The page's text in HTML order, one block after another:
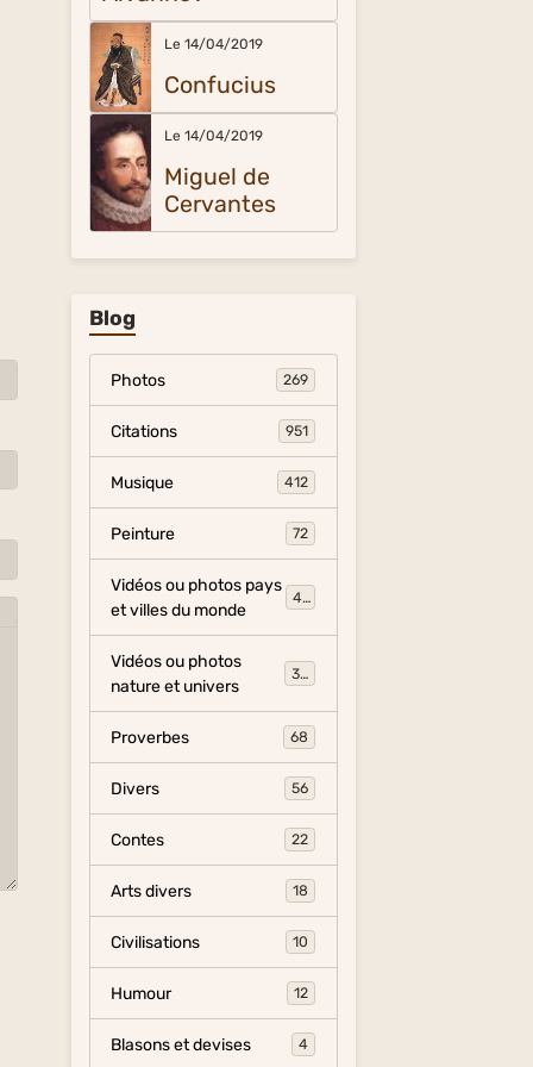
Le 14/04/2019
Confucius
Le 14/04/2019
Miguel de
Cervantes
Blog
Photos 269
Citations 951
Musique 412
Peinture 72
Vidéos ou photos pays
et villes du monde
454
Vidéos ou photos
nature et univers
325
Proverbes 68
Divers 56
Contes 22
Arts divers 18
Civilisations 10
Humour 12
Blasons et devises 4